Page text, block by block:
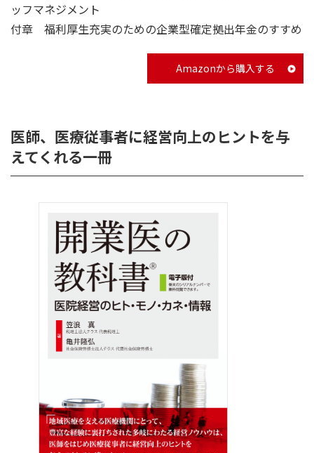
ッフマネジメント
付章 福利厚生充実のための企業型確定拠出年金のすすめ
Amazonから購入する
医師、医療従事者に経営向上のヒントを与
えてくれる一冊